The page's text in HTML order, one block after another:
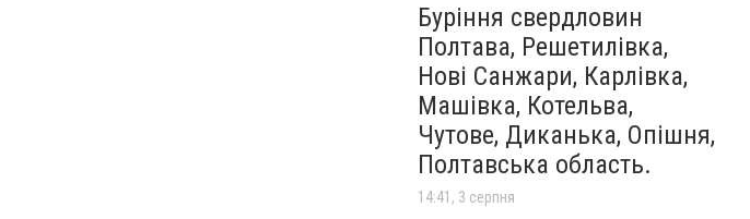
Буріння свердловин
Полтава, Решетилівка,
Нові Санжари, Карлівка,
Машівка, Котельва,
Чутове, Диканька, Опішня,
Полтавська область.
14:41, 3 серпня